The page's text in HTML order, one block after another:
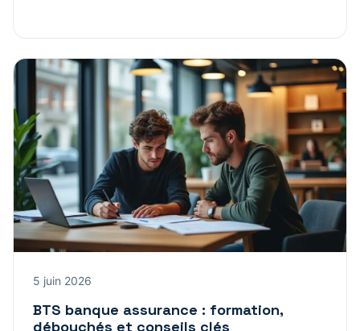
5 juin 2026
BTS banque assurance : formation,
débouchés et conseils clés